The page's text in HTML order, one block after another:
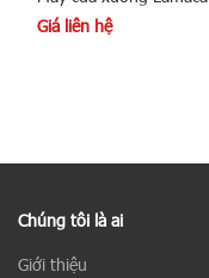
Giá liên hệ
Chúng tôi là ai
Giới thiệu